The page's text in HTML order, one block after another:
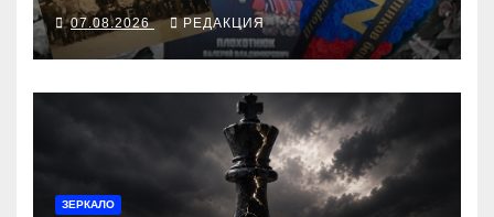
07.08.2026 РЕДАКЦИЯ
ЗЕРКАЛО